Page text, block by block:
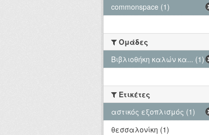
commonspace (1)
Ομάδες
Βιβλιοθήκη καλών κα... (1)
Ετικέτες
αστικός εξοπλισμός (1)
θεσσαλονίκη (1)